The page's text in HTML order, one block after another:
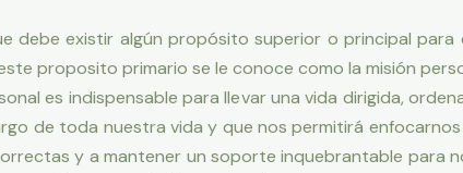
debe existir algún propósito superior o principal para
proposito primario se le conoce como la misión
es indispensable para llevar una vida dirigida,
de toda nuestra vida y que nos permitirá
y a mantener un soporte inquebrantable para